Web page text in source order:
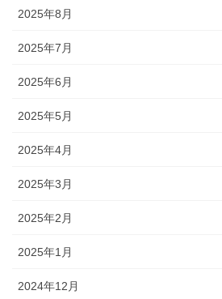
2025年8月
2025年7月
2025年6月
2025年5月
2025年4月
2025年3月
2025年2月
2025年1月
2024年12月